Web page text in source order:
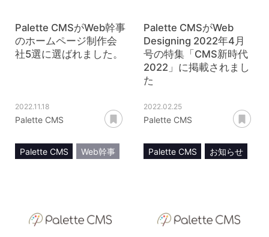
Palette CMSがWeb幹事
のホームページ制作会
社5選に選ばれました。
2022.11.18
Palette CMS
あとで読む
Palette CMS
Web幹事
Palette CMSがWeb
Designing 2022年4月
号の特集「CMS新時代
2022」に掲載されまし
た
2022.02.25
Palette CMS
Palette CMS
お知らせ
メディア掲載